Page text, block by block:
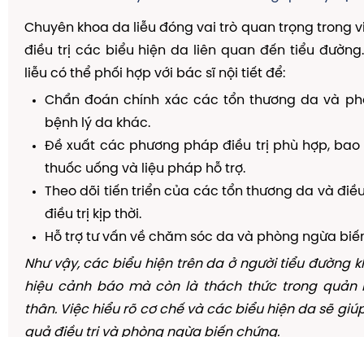
Chuyên khoa da liễu đóng vai trò quan trọng trong
điều trị các biểu hiện da liên quan đến tiểu
liễu có thể phối hợp với bác sĩ nội tiết để:
Chẩn đoán chính xác các tổn thương da và
bệnh lý da khác.
Đề xuất các phương pháp điều trị phù hợp, bao
thuốc uống và liệu pháp hỗ trợ.
Theo dõi tiến triển của các tổn thương da và
điều trị kịp thời.
Hỗ trợ tư vấn về chăm sóc da và phòng ngừa
Như vậy, các biểu hiện trên da ở người tiểu đường
hiệu cảnh báo mà còn là thách thức trong quản
thân. Việc hiểu rõ cơ chế và các biểu hiện da sẽ
quả điều trị và phòng ngừa biến chứng.